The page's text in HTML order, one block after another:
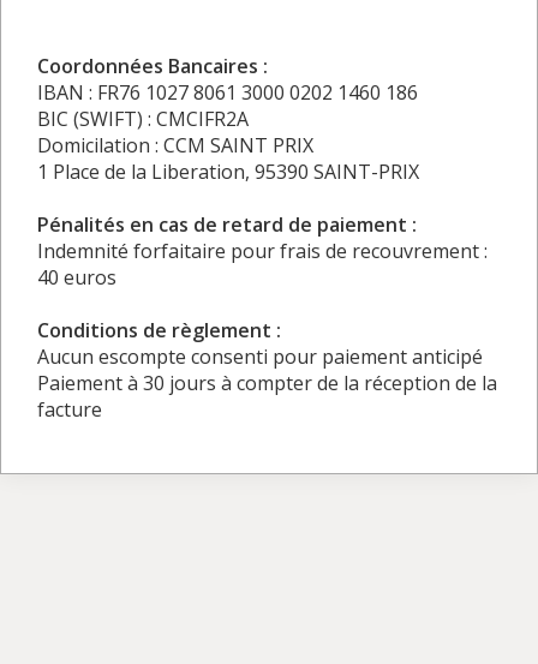
Coordonnées Bancaires :
IBAN : FR76 1027 8061 3000 0202 1460 186
BIC (SWIFT) : CMCIFR2A
Domicilation : CCM SAINT PRIX
1 Place de la Liberation, 95390 SAINT-PRIX
Pénalités en cas de retard de paiement :
Indemnité forfaitaire pour frais de recouvrement :
40 euros
Conditions de règlement :
Aucun escompte consenti pour paiement anticipé
Paiement à 30 jours à compter de la réception de la
facture